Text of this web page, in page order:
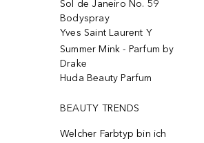
Sol de Janeiro No. 59
Bodyspray
Yves Saint Laurent Y
Summer Mink - Parfum by
Drake
Huda Beauty Parfum
BEAUTY TRENDS
Welcher Farbtyp bin ich